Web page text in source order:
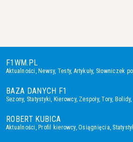
F1WM.PL
Aktualności, Newsy, Testy, Artykuły, Słowniczek
BAZA DANYCH F1
Sezony, Statystyki, Kierowcy, Zespoły,Tory, Bolidy,
ROBERT KUBICA
Aktualności, Profil kierowcy,Osiągnięcia,